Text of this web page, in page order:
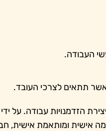
העבודה.
תתאים לצרכי העובד.
הזדמנויות עבודה. על
אישית ומותאמת אישית,